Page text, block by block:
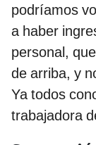
podríamos
a haber
personal,
de arriba, y
Ya todos
trabajadora